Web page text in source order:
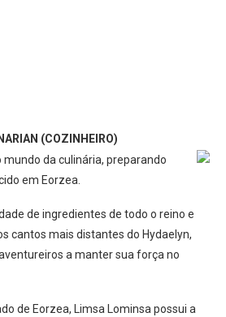
(COZINHEIRO)
da culinária, preparando
em Eorzea.
de ingredientes de todo o reino e
cantos mais distantes do Hydaelyn,
a manter sua força no
de Eorzea, Limsa Lominsa possui a